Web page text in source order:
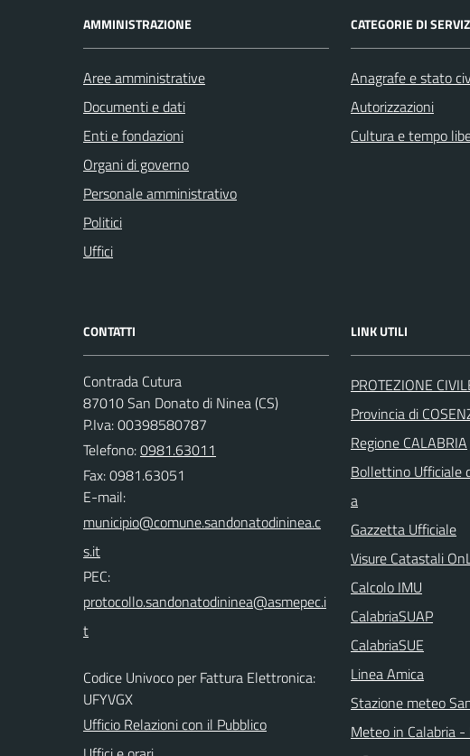
AMMINISTRAZIONE
Aree amministrative
Documenti e dati
Enti e fondazioni
Organi di governo
Personale amministrativo
Politici
Uffici
CATEGORIE DI
Anagrafe e stato
Autorizzazioni
Cultura e tempo
CONTATTI
Contrada Cutura
87010 San Donato di Ninea (CS)
P.Iva: 00398580787
Telefono:0981.63011
Fax: 0981.63051
E-mail:
PEC:
Codice Univoco per Fattura Elettronica:
UFYVGX
Ufficio Relazioni con il Pubblico
LINK UTILI
PROTEZIONE
Provincia di
Regione CALABRIA
Bollettino Ufficiale
a
Gazzetta Ufficiale
Visure Catastali
Calcolo IMU
CalabriaSUAP
CalabriaSUE
Linea Amica
Stazione meteo
Meteo in Calabria